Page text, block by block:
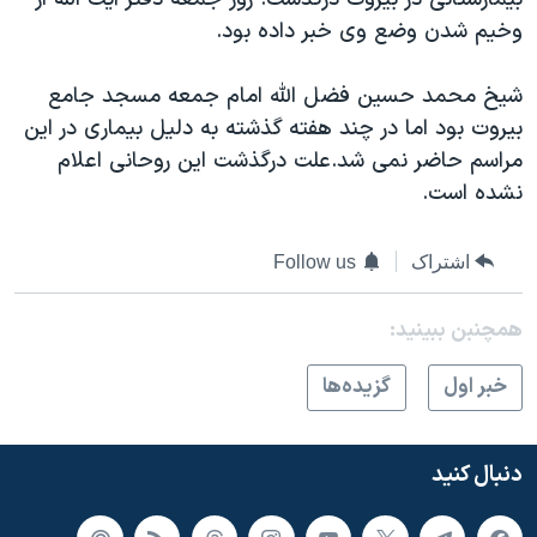
فرهنگ و زندگی
اقتصادی
علم و فناوری
اسرائیل در جنگ
مستندها
حمله جمهوری اسلامی به اسرائیل
رمز مهسا
ورزش زنان در ایران
تریبونال مردمی آبان ۹۸
دادگاه حمید نوری
چهل سال گروگان‌گیری
دنبال کنید
زبانهای مختلف
وخیم شدن وضع وی خبر داده بود.
شیخ محمد حسین فضل الله امام جمعه مسجد جامع
بیروت بود اما در چند هفته گذشته به دلیل بیماری در این
مراسم حاضر نمی شد.علت درگذشت این روحانی اعلام
نشده است.
اشتراک Follow us
همچنبن ببینید:
خبر اول
گزيده‌ها
دنبال کنید